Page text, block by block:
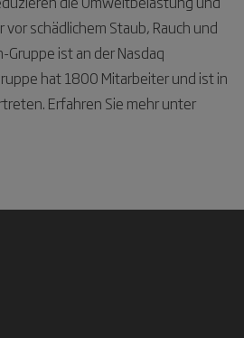
schädlichem Staub, Rauch und
Gruppe ist an der Nasdaq
hat 1800 Mitarbeiter und ist in
Erfahren Sie mehr unter